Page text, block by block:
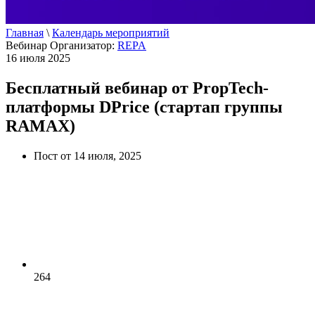
Главная \ Календарь мероприятий
Вебинар Организатор: REPA
16 июля 2025
Бесплатный вебинар от PropTech-
платформы DPrice (стартап группы
RAMAX)
Пост от 14 июля, 2025
264